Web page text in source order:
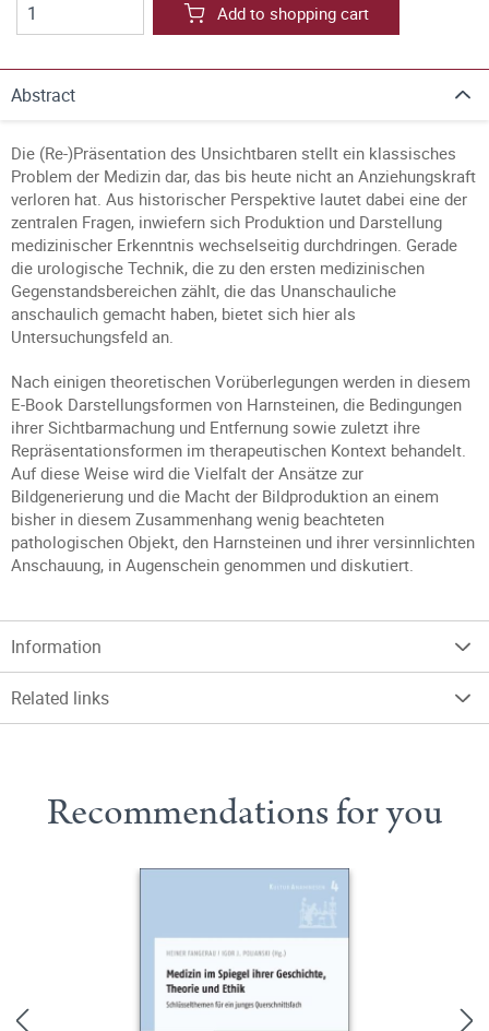
Add to shopping cart
Abstract
Die (Re-)Präsentation des Unsichtbaren stellt ein klassisches
Problem der Medizin dar, das bis heute nicht an Anziehungskraft
verloren hat. Aus historischer Perspektive lautet dabei eine der
zentralen Fragen, inwiefern sich Produktion und Darstellung
medizinischer Erkenntnis wechselseitig durchdringen. Gerade
die urologische Technik, die zu den ersten medizinischen
Gegenstandsbereichen zählt, die das Unanschauliche
anschaulich gemacht haben, bietet sich hier als
Untersuchungsfeld an.
Nach einigen theoretischen Vorüberlegungen werden in diesem
E-Book Darstellungsformen von Harnsteinen, die Bedingungen
ihrer Sichtbarmachung und Entfernung sowie zuletzt ihre
Repräsentationsformen im therapeutischen Kontext behandelt.
Auf diese Weise wird die Vielfalt der Ansätze zur
Bildgenerierung und die Macht der Bildproduktion an einem
bisher in diesem Zusammenhang wenig beachteten
pathologischen Objekt, den Harnsteinen und ihrer versinnlichten
Anschauung, in Augenschein genommen und diskutiert.
Information
Related links
Recommendations for you